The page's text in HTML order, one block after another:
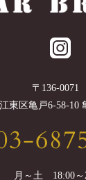
〒 136-0071
江東区亀戸6-58-10
月～土 18:00～